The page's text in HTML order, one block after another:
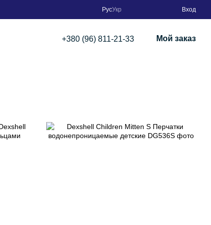
РусУкр Вход
+380 (96) 811-21-33 Мой заказ